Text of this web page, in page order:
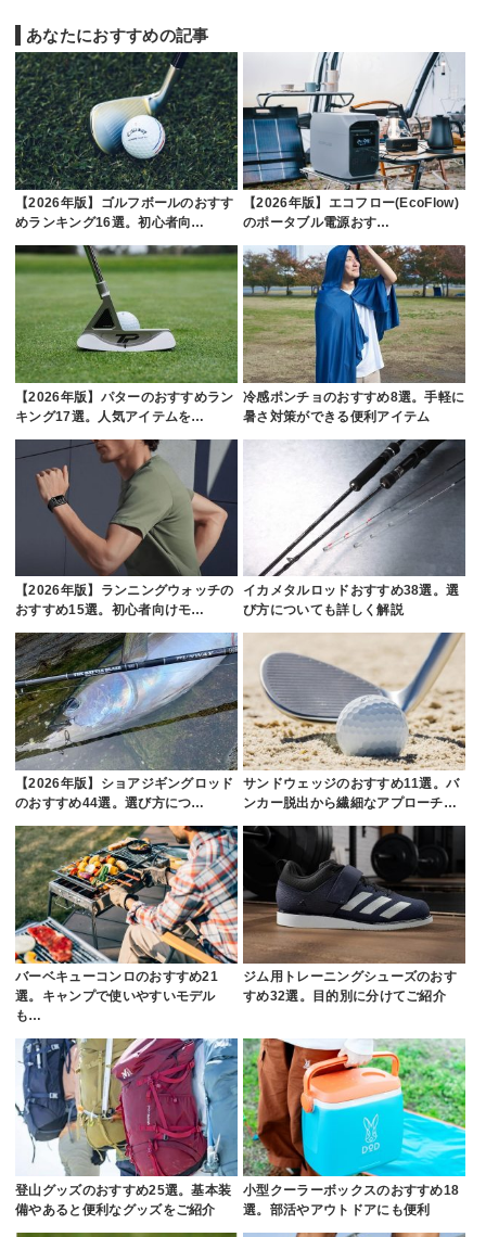
あなたにおすすめの記事
【2026年版】ゴルフボールのおすす
めランキング16選。初心者向…
【2026年版】エコフロー(EcoFlow)
のポータブル電源おす…
【2026年版】パターのおすすめラン
キング17選。人気アイテムを…
冷感ポンチョのおすすめ8選。手軽に
暑さ対策ができる便利アイテム
【2026年版】ランニングウォッチの
おすすめ15選。初心者向けモ…
イカメタルロッドおすすめ38選。選
び方についても詳しく解説
【2026年版】ショアジギングロッド
のおすすめ44選。選び方につ…
サンドウェッジのおすすめ11選。バ
ンカー脱出から繊細なアプローチ…
バーベキューコンロのおすすめ21
選。キャンプで使いやすいモデル
も…
ジム用トレーニングシューズのおす
すめ32選。目的別に分けてご紹介
登山グッズのおすすめ25選。基本装
備やあると便利なグッズをご紹介
小型クーラーボックスのおすすめ18
選。部活やアウトドアにも便利